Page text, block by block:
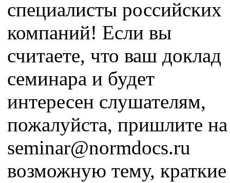
специалисты российских
компаний! Если вы
считаете, что ваш доклад
семинара и будет
интересен слушателям,
пожалуйста, пришлите на
seminar@normdocs.ru
возможную тему, краткие